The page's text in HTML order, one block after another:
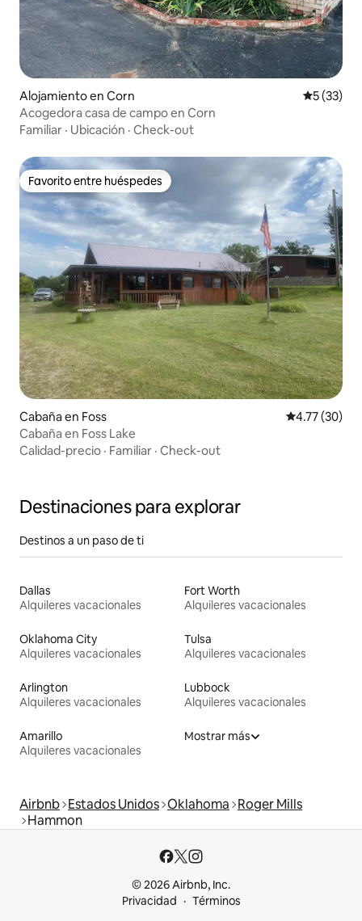
Alojamiento en Corn
5 (33)
Acogedora casa de campo en Corn
Familiar · Ubicación · Check-out
Favorito entre huéspedes
Favorito entre huéspedes
Cabaña en Foss Calificación
4.77 (30)
Cabaña en Foss Lake
Calidad-precio · Familiar · Check-out
Destinaciones para explorar
Destinos a un paso de ti
Dallas
Alquileres vacacionales
Fort Worth
Alquileres vacacionales
Oklahoma City
Alquileres vacacionales
Tulsa
Alquileres vacacionales
Arlington
Alquileres vacacionales
Lubbock
Alquileres vacacionales
Amarillo
Alquileres vacacionales
Mostrar más
Airbnb Estados Unidos Oklahoma Roger Mills
Hammon
© 2026 Airbnb, Inc.
Privacidad
Términos